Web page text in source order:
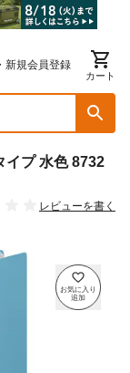
新規会員登録
カート
イプ 水色 8732
レビューを書く